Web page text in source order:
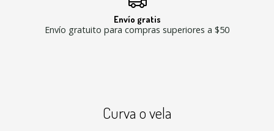
Envío gratis
Envío gratuito para compras superiores a $50
Curva o vela